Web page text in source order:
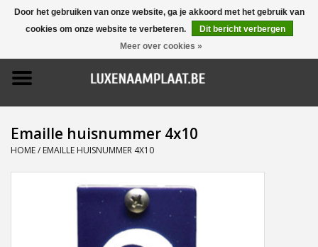
0 Artikelen - €0,00
Home
Promoties
Naamborden
Emaille huisnummer 4x10
HOME/ EMAILLE HUISNUMMER 4X10
Door het gebruiken van onze website, ga je akkoord met het gebruik van
cookies om onze website te verbeteren.
Dit bericht verbergen
Meer over cookies »